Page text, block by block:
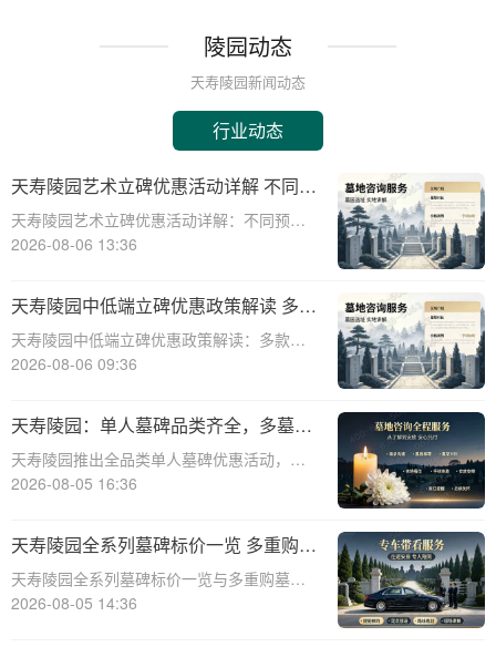
陵园动态
天寿陵园新闻动态
行业动态
天寿陵园艺术立碑优惠活动详解 不同预
算专属让利方案详解
天寿陵园艺术立碑优惠活动详解：不同预算
专属让利方案详解☎ 天寿陵园电话:400-838-
来越注重个性化与艺术性。天寿陵园作为知
名的陵园品牌，一直致力于提供高
2026-08-06 13:36
天寿陵园中低端立碑优惠政策解读 多款
特价墓位限时开抢：性价比之选，抢购
进行时
天寿陵园中低端立碑优惠政策解读：多款特
价墓位限时开抢，性价比之选，抢购进行时
途中，每个人都会面临生老病死的自然规
律。当亲人离去，我们如何安放他们的
2026-08-06 09:36
天寿陵园：单人墓碑品类齐全，多墓型
组合选购享折上折优惠
天寿陵园推出全品类单人墓碑优惠活动，多
墓型组合选购更享折上折优惠☎ 天寿陵园电
程的终点。当亲人离去，我们该如何安放他
们的灵魂，让他们在另一个世界得
2026-08-05 16:36
天寿陵园全系列墓碑标价一览 多重购墓
优惠限时申领详解
天寿陵园全系列墓碑标价一览与多重购墓优
惠限时申领详解☎ 天寿陵园电话:400-838-
2026-08-05 14:36